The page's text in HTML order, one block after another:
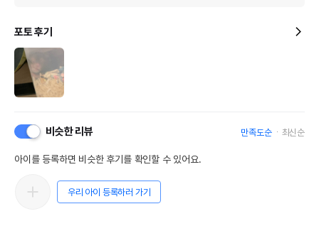
포토 후기
비슷한 리뷰 만족도순 최신순
아이를 등록하면 비슷한 후기를 확인할 수 있어요.
우리 아이 등록하러 가기